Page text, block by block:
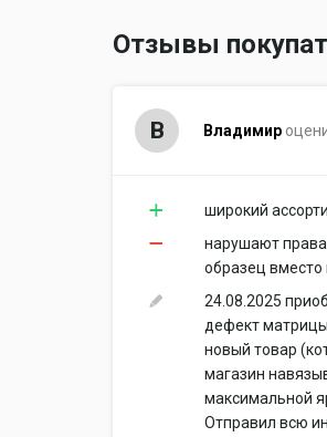
Отзывы
В Владимир
широкий
нарушают
образец вместо
24.08.2025
дефект
новый товар
магазин
максимальной
Отправил всю